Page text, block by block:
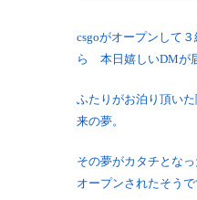
csgoがオープンして
ら 本日嬉しいDMが
ふたりがお泊り頂い
来の夢。
その夢がカタチとな
オープンされたそうで